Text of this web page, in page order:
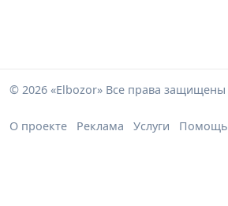
© 2026 «Elbozor» Все права защищены
О проекте Реклама Услуги Помощь